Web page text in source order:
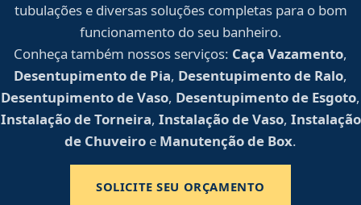
tubulações e diversas soluções completas para o bom
funcionamento do seu banheiro.
Conheça também nossos serviços: Caça Vazamento,
Desentupimento de Pia, Desentupimento de Ralo,
Desentupimento de Vaso, Desentupimento de Esgoto,
Instalação de Torneira, Instalação de Vaso, Instalação
de Chuveiro e Manutenção de Box.
SOLICITE SEU ORÇAMENTO